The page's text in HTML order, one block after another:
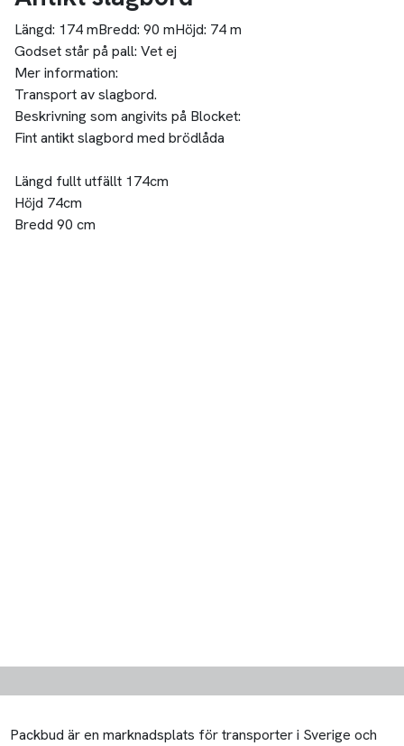
Längd: 174 mBredd: 90 mHöjd: 74 m
Godset står på pall: Vet ej
Mer information:
Transport av slagbord.
Beskrivning som angivits på Blocket:
Fint antikt slagbord med brödlåda
Längd fullt utfällt 174cm
Höjd 74cm
Bredd 90 cm
Packbud är en marknadsplats för transporter i Sverige och